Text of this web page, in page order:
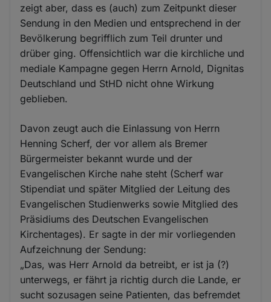
zeigt aber, dass es (auch) zum Zeitpunkt dieser
Sendung in den Medien und entsprechend in der
Bevölkerung begrifflich zum Teil drunter und
drüber ging. Offensichtlich war die kirchliche und
mediale Kampagne gegen Herrn Arnold, Dignitas
Deutschland und StHD nicht ohne Wirkung
geblieben.
Davon zeugt auch die Einlassung von Herrn
Henning Scherf, der vor allem als Bremer
Bürgermeister bekannt wurde und der
Evangelischen Kirche nahe steht (Scherf war
Stipendiat und später Mitglied der Leitung des
Evangelischen Studienwerks sowie Mitglied des
Präsidiums des Deutschen Evangelischen
Kirchentages). Er sagte in der mir vorliegenden
Aufzeichnung der Sendung:
„Das, was Herr Arnold da betreibt, er ist ja (?)
unterwegs, er fährt ja richtig durch die Lande, er
sucht sozusagen seine Patienten, das befremdet